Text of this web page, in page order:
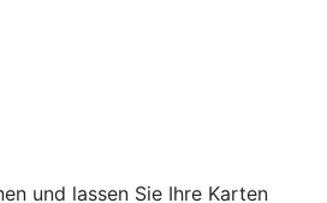
und lassen Sie Ihre Karten